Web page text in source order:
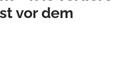
vor dem